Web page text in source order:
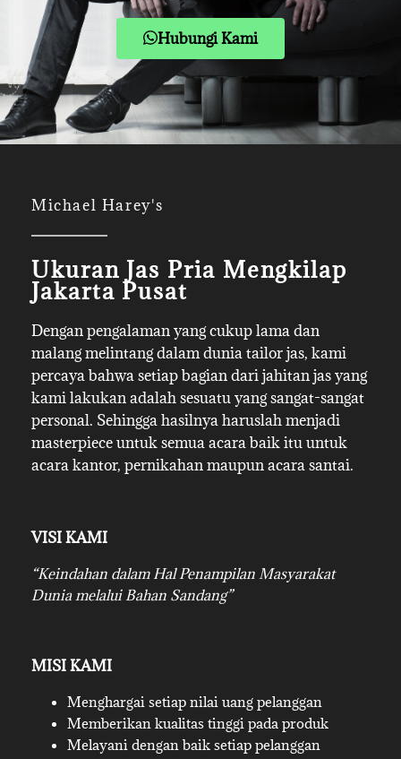
Hubungi Kami
Michael Harey's
Ukuran Jas Pria Mengkilap
Jakarta Pusat
Dengan pengalaman yang cukup lama dan
malang melintang dalam dunia tailor jas, kami
percaya bahwa setiap bagian dari jahitan jas yang
kami lakukan adalah sesuatu yang sangat-sangat
personal. Sehingga hasilnya haruslah menjadi
masterpiece untuk semua acara baik itu untuk
acara kantor, pernikahan maupun acara santai.
VISI KAMI
“Keindahan dalam Hal Penampilan Masyarakat
Dunia melalui Bahan Sandang”
MISI KAMI
Menghargai setiap nilai uang pelanggan
Memberikan kualitas tinggi pada produk
Melayani dengan baik setiap pelanggan